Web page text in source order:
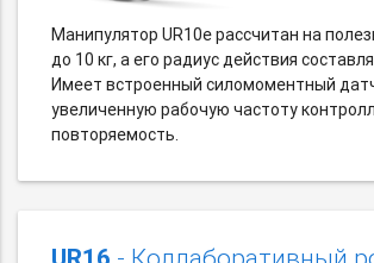
Манипулятор UR10e рассчитан на
до 10 кг, а его радиус действия
Имеет встроенный силомоментный
увеличенную рабочую частоту
повторяемость.